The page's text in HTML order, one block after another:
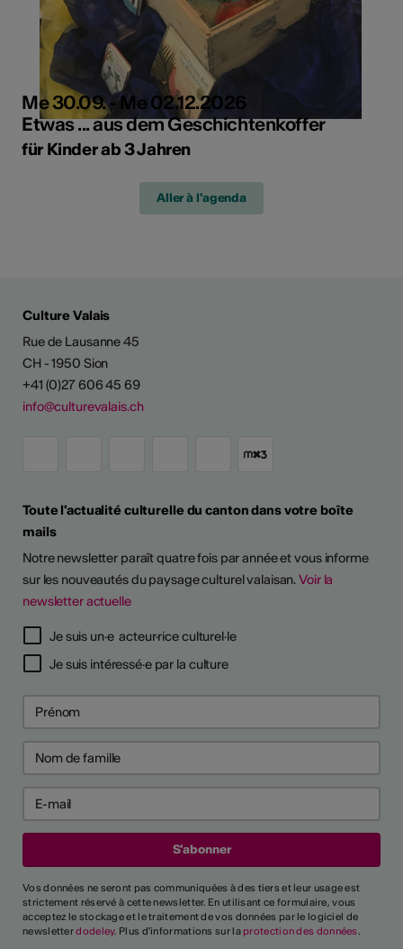
Me 30.09. - Me 02.12.2026
Etwas ... aus dem Geschichtenkoffer
für Kinder ab 3 Jahren
Aller à l'agenda
Culture Valais
Rue de Lausanne 45
CH - 1950 Sion
+41 (0)27 606 45 69
info@culturevalais.ch
Toute l'actualité culturelle du canton dans votre boîte
mails
Notre newsletter paraît quatre fois par année et vous informe
sur les nouveautés du paysage culturel valaisan.Voir la
newsletter actuelle
Je suis un·e acteur·rice culturel·le
Je suis intéressé·e par la culture
Vos données ne seront pas communiquées à des tiers et leur usage est
strictement réservé à cette newsletter. En utilisant ce formulaire, vous
acceptez le stockage et le traitement de vos données par le logiciel de
newsletterdodeley. Plus d'informations sur la protection des données.